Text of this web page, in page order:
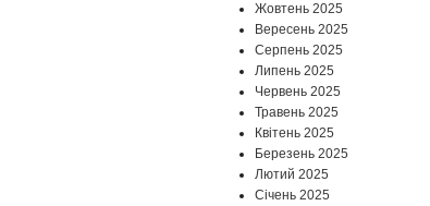
Жовтень 2025
Вересень 2025
Серпень 2025
Липень 2025
Червень 2025
Травень 2025
Квітень 2025
Березень 2025
Лютий 2025
Січень 2025